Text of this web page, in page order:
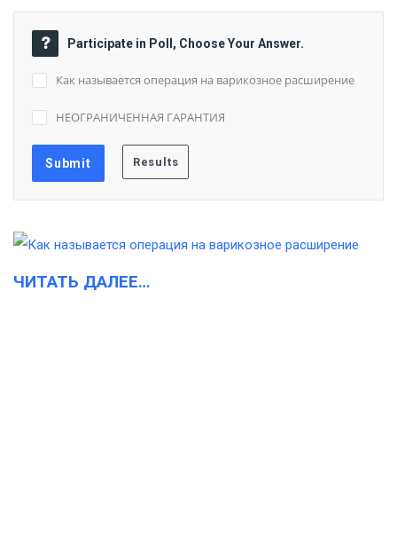
Participate in Poll, Choose Your Answer.
Как называется операция на варикозное расширение
НЕОГРАНИЧЕННАЯ ГАРАНТИЯ
ЧИТАТЬ ДАЛЕЕ…